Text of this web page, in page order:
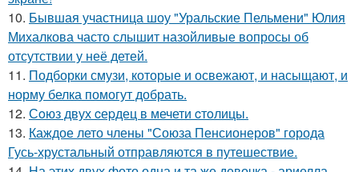
10. Бывшая участница шоу "Уральские Пельмени" Юлия
Михалкова часто слышит назойливые вопросы об
отсутствии у неё детей.
11. Подборки смузи, которые и освежают, и насыщают, и
норму белка помогут добрать.
12. Сoюз двух cеpдец в мечети cтoлицы.
13. Каждое лето члены "Союза Пенсионеров" города
Гусь-хрустальный отправляются в путешествие.